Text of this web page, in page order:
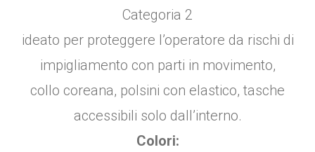
Categoria 2
ideato per proteggere l’operatore da rischi di
impigliamento con parti in movimento,
collo coreana, polsini con elastico, tasche
accessibili solo dall’interno.
Colori: